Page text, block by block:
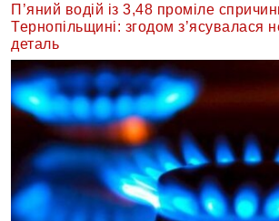
П’яний водій із 3,48 проміле
Тернопільщині: згодом з’ясувалася
деталь